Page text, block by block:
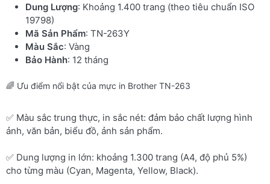
Dung Lượng: Khoảng 1.400 trang (theo tiêu chuẩn ISO
19798)
Mã Sản Phẩm: TN-263Y
Màu Sắc: Vàng
Bảo Hành: 12 tháng
🌈 Ưu điểm nổi bật của mực in Brother TN-263
✅ Màu sắc trung thực, in sắc nét: đảm bảo chất lượng hình
ảnh, văn bản, biểu đồ, ảnh sản phẩm.
✅ Dung lượng in lớn: khoảng 1.300 trang (A4, độ phủ 5%)
cho từng màu (Cyan, Magenta, Yellow, Black).